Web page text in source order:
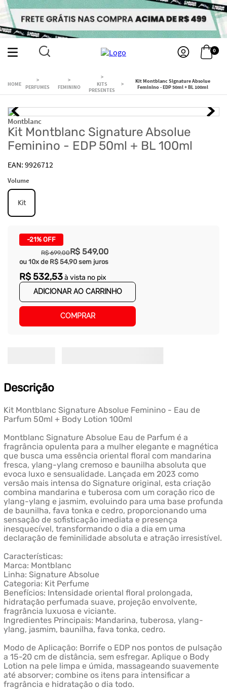
0
PERFUMES FEMININO
KITS
PRESENTES
Kit Montblanc Signature Absolue
Feminino - EDP 50ml + BL 100ml
Montblanc
Kit Montblanc Signature Absolue
Feminino - EDP 50ml + BL 100ml
9926712
Volume
Kit
-21% OFF
R$ 549,00
R$ 699,00
ou 10x de R$ 54,90 sem juros
R$532,53à vista no pix
ADICIONAR AO CARRINHO
COMPRAR
Descrição
Kit Montblanc Signature Absolue Feminino - Eau de
Parfum 50ml + Body Lotion 100ml
Montblanc Signature Absolue Eau de Parfum é a
fragrância opulenta para a mulher elegante e magnética
que busca uma essência oriental floral com mandarina
fresca, ylang-ylang cremoso e baunilha absoluta que
evoca luxo e sensualidade. Lançada em 2023 como
versão mais intensa do Signature original, esta criação
combina mandarina e tuberosa com um coração rico de
ylang-ylang e jasmim, evoluindo para uma base profunda
de baunilha, fava tonka e cedro, proporcionando uma
sensação de sofisticação imediata e presença
inesquecível, transformando o dia a dia em uma
declaração de feminilidade absoluta e atração irresistível.
Características:
Marca: Montblanc
Linha: Signature Absolue
Categoria: Kit Perfume
Benefícios: Intensidade oriental floral prolongada,
hidratação perfumada suave, projeção envolvente,
fragrância luxuosa e viciante.
Ingredientes Principais: Mandarina, tuberosa, ylang-
ylang, jasmim, baunilha, fava tonka, cedro.
Modo de Aplicação: Borrife o EDP nos pontos de pulsação
a 15-20 cm de distância, sem esfregar. Aplique o Body
Lotion na pele limpa e úmida, massageando suavemente
até absorver; combine os itens para intensificar a
fragrância e hidratação o dia todo.